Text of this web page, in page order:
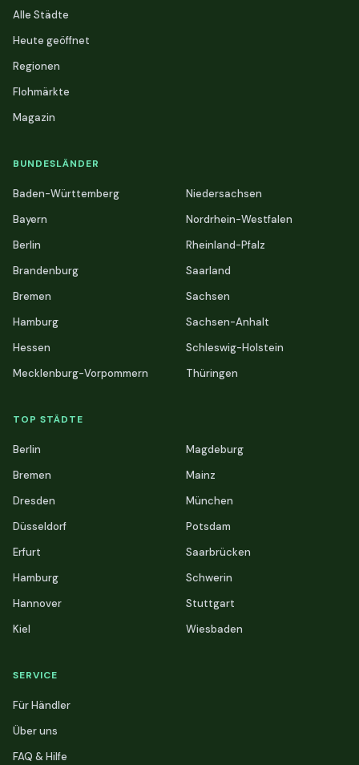
Alle Städte
Heute geöffnet
Regionen
Flohmärkte
Magazin
BUNDESLÄNDER
Baden-Württemberg
Bayern
Berlin
Brandenburg
Bremen
Hamburg
Hessen
Mecklenburg-Vorpommern
Niedersachsen
Nordrhein-Westfalen
Rheinland-Pfalz
Saarland
Sachsen
Sachsen-Anhalt
Schleswig-Holstein
Thüringen
TOP STÄDTE
Berlin
Bremen
Dresden
Düsseldorf
Erfurt
Hamburg
Hannover
Kiel
Magdeburg
Mainz
München
Potsdam
Saarbrücken
Schwerin
Stuttgart
Wiesbaden
SERVICE
Für Händler
Über uns
FAQ & Hilfe